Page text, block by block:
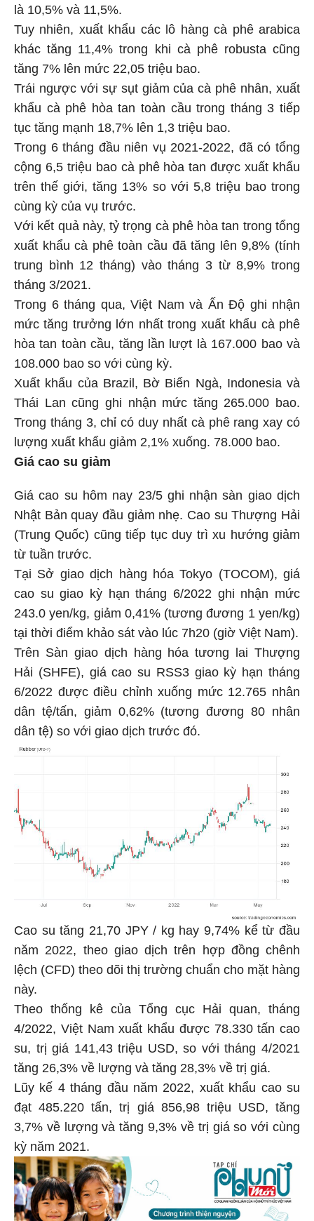
là 10,5% và 11,5%.
Tuy nhiên, xuất khẩu các lô hàng cà phê arabica
khác tăng 11,4% trong khi cà phê robusta cũng
tăng 7% lên mức 22,05 triệu bao.
Trái ngược với sự sụt giảm của cà phê nhân, xuất
khẩu cà phê hòa tan toàn cầu trong tháng 3 tiếp
tục tăng mạnh 18,7% lên 1,3 triệu bao.
Trong 6 tháng đầu niên vụ 2021-2022, đã có tổng
cộng 6,5 triệu bao cà phê hòa tan được xuất khẩu
trên thế giới, tăng 13% so với 5,8 triệu bao trong
cùng kỳ của vụ trước.
Với kết quả này, tỷ trọng cà phê hòa tan trong tổng
xuất khẩu cà phê toàn cầu đã tăng lên 9,8% (tính
trung bình 12 tháng) vào tháng 3 từ 8,9% trong
tháng 3/2021.
Trong 6 tháng qua, Việt Nam và Ấn Độ ghi nhận
mức tăng trưởng lớn nhất trong xuất khẩu cà phê
hòa tan toàn cầu, tăng lần lượt là 167.000 bao và
108.000 bao so với cùng kỳ.
Xuất khẩu của Brazil, Bờ Biển Ngà, Indonesia và
Thái Lan cũng ghi nhận mức tăng 265.000 bao.
Trong tháng 3, chỉ có duy nhất cà phê rang xay có
lượng xuất khẩu giảm 2,1% xuống. 78.000 bao.
Giá cao su giảm
Giá cao su hôm nay 23/5 ghi nhận sàn giao dịch
Nhật Bản quay đầu giảm nhẹ. Cao su Thượng Hải
(Trung Quốc) cũng tiếp tục duy trì xu hướng giảm
từ tuần trước.
Tại Sở giao dịch hàng hóa Tokyo (TOCOM), giá
cao su giao kỳ hạn tháng 6/2022 ghi nhận mức
243.0 yen/kg, giảm 0,41% (tương đương 1 yen/kg)
tại thời điểm khảo sát vào lúc 7h20 (giờ Việt Nam).
Trên Sàn giao dịch hàng hóa tương lai Thượng
Hải (SHFE), giá cao su RSS3 giao kỳ hạn tháng
6/2022 được điều chỉnh xuống mức 12.765 nhân
dân tệ/tấn, giảm 0,62% (tương đương 80 nhân
dân tệ) so với giao dịch trước đó.
Cao su tăng 21,70 JPY / kg hay 9,74% kể từ đầu
năm 2022, theo giao dịch trên hợp đồng chênh
lệch (CFD) theo dõi thị trường chuẩn cho mặt hàng
này.
Theo thống kê của Tổng cục Hải quan, tháng
4/2022, Việt Nam xuất khẩu được 78.330 tấn cao
su, trị giá 141,43 triệu USD, so với tháng 4/2021
tăng 26,3% về lượng và tăng 28,3% về trị giá.
Lũy kế 4 tháng đầu năm 2022, xuất khẩu cao su
đạt 485.220 tấn, trị giá 856,98 triệu USD, tăng
3,7% về lượng và tăng 9,3% về trị giá so với cùng
kỳ năm 2021.